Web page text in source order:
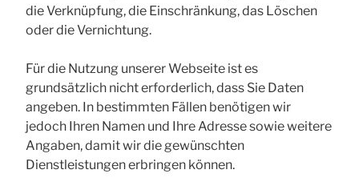
die Verknüpfung, die Einschränkung, das Löschen
oder die Vernichtung.
Für die Nutzung unserer Webseite ist es
grundsätzlich nicht erforderlich, dass Sie Daten
angeben. In bestimmten Fällen benötigen wir
jedoch Ihren Namen und Ihre Adresse sowie weitere
Angaben, damit wir die gewünschten
Dienstleistungen erbringen können.